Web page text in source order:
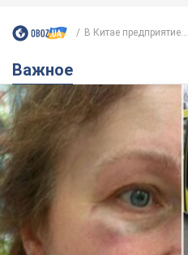
В Китае предприятие...
Важное